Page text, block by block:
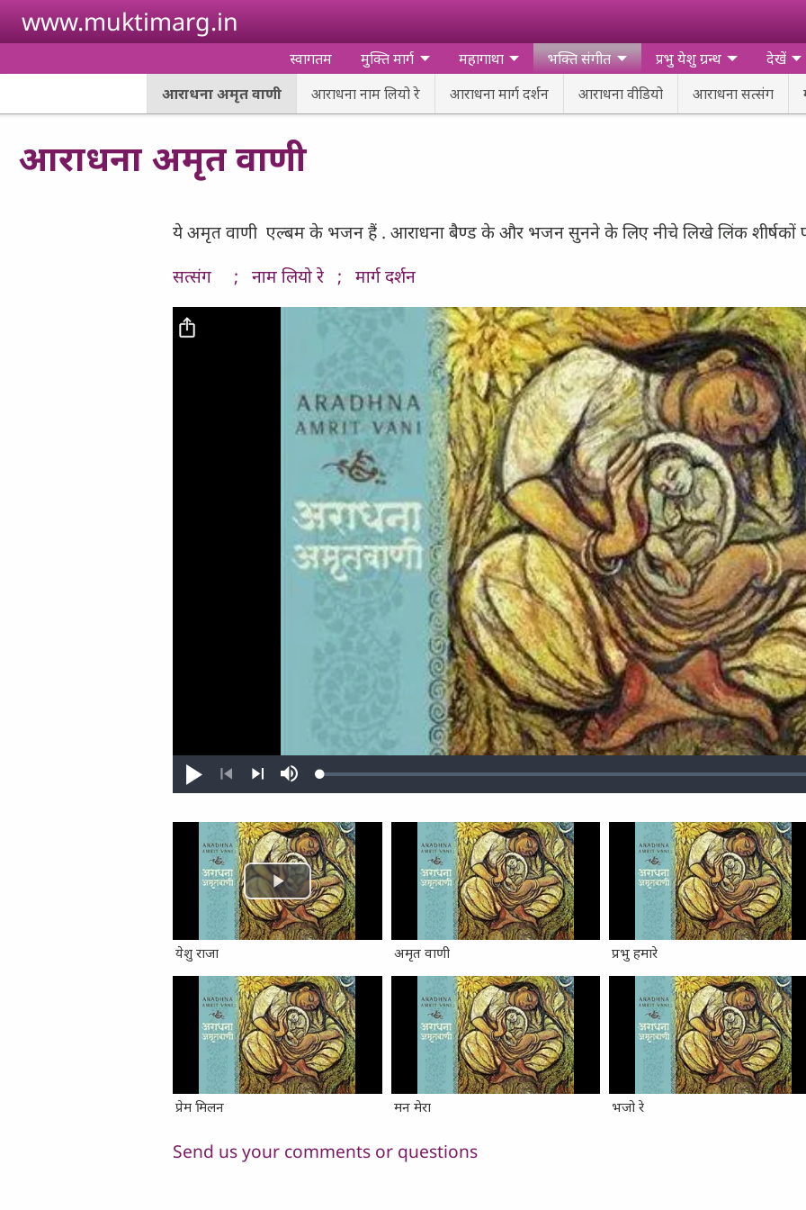
Skip to main content
www.muktimarg.in
स्वागतम मुक्ति मार्ग महागाथा
भक्ति संगीत
आराधना अमृत वाणी
आराधना नाम लियो रे आराधना मार्ग दर्शन आराधना वीडियो आराधना सत्संग
प्रभु येशु ग्रन्थ देखें
आराधना अमृत वाणी
ये अमृत वाणी एल्बम के भजन हैं . आराधना बैण्ड के और भजन सुनने के लिए नीचे लिखे लिंक शीर्षकों
सत्संग ; नाम लियो रे ; मार्ग दर्शन
Play MuteLoaded:
0.26%
येशु राजा अमृत वाणी प्रभु हमारे
प्रेम मिलन मन मेरा भजो रे
Send us your comments or questions